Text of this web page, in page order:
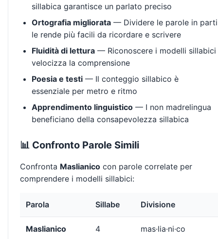
sillabica garantisce un parlato preciso
Ortografia migliorata — Dividere le parole in parti
le rende più facili da ricordare e scrivere
Fluidità di lettura — Riconoscere i modelli sillabici
velocizza la comprensione
Poesia e testi — Il conteggio sillabico è
essenziale per metro e ritmo
Apprendimento linguistico — I non madrelingua
beneficiano della consapevolezza sillabica
📊 Confronto Parole Simili
Confronta Maslianico con parole correlate per
comprendere i modelli sillabici:
Parola Sillabe Divisione
Maslianico 4 mas·lia·ni·co